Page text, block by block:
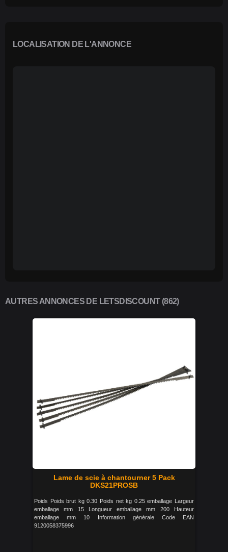
LOCALISATION DE L'ANNONCE
AUTRES ANNONCES DE LETSDISCOUNT (862)
Lame de scie à chantourner 5 Pack
DKS21PROSB
Poids Poids brut kg 0.30 Poids net kg 0.25 emballage Largeur
emballage mm 15 Longueur emballage mm 200 Hauteur
emballage mm 10 Information générale Code EAN
9120058375996